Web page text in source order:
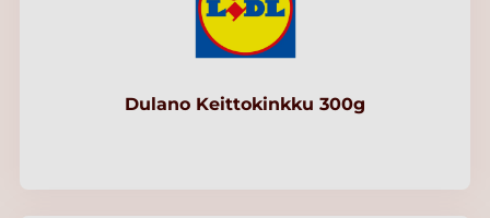
Dulano Keittokinkku 300g